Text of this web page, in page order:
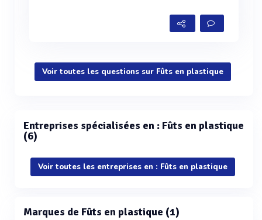
Voir toutes les questions sur Fûts en plastique
Entreprises spécialisées en : Fûts en plastique
(6)
Voir toutes les entreprises en : Fûts en plastique
Marques de Fûts en plastique (1)